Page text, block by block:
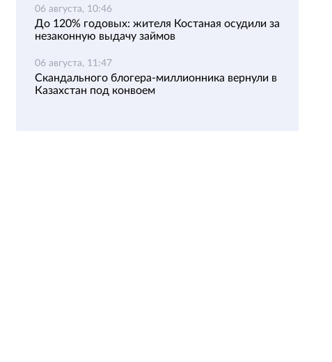
06 августа, 10:46
До 120% годовых: жителя Костаная осудили за
незаконную выдачу займов
06 августа, 11:47
Скандального блогера-миллионника вернули в
Казахстан под конвоем